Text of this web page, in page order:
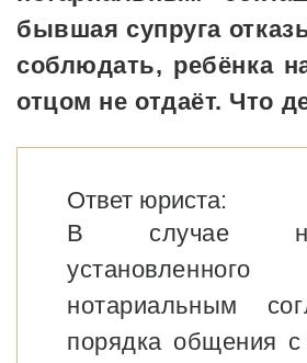
бывшая супруга
соблюдать, ребёнка
отцом не отдаёт. Что
Ответ юриста:
В случае
установленного
нотариальным
порядка общения с